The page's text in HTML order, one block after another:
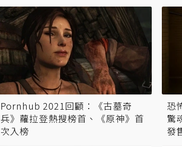
Pornhub 2021回顧：《古墓奇
兵》蘿拉登熱搜榜首、《原神》首
次入榜
恐
驚
發